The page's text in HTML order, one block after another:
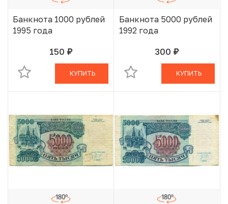
Банкнота 1000 рублей
1995 года
150 руб.
В КОРЗИНЕ
КУПИТЬ
Банкнота 5000 рублей
1992 года
300 руб.
В КОРЗИНЕ
КУПИТЬ